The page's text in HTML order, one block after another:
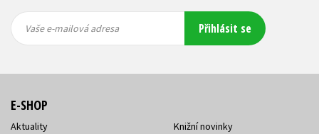
mailová
mailová
Vaše e-mailová adresa Přihlásit se
E-SHOP
Aktuality
Knižní novinky